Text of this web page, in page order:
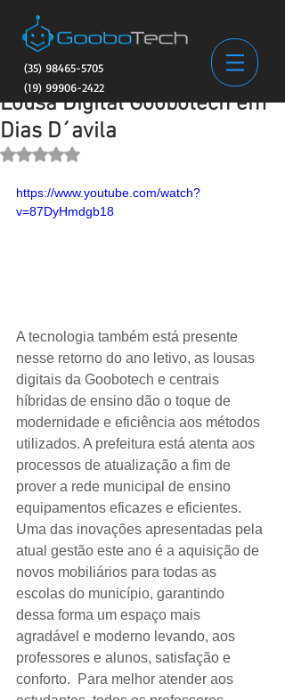
(35) 98465-5705
(19) 99906-2422
Lousa Digital Goobotech em
Dias D´avila
Avaliado com NaN de 5 estrelas.
https://www.youtube.com/watch?
v=87DyHmdgb18
A tecnologia também está presente
nesse retorno do ano letivo, as lousas
digitais da Goobotech e centrais
híbridas de ensino dão o toque de
modernidade e eficiência aos métodos
utilizados. A prefeitura está atenta aos
processos de atualização a fim de
prover a rede municipal de ensino
equipamentos eficazes e eficientes.
Uma das inovações apresentadas pela
atual gestão este ano é a aquisição de
novos mobiliários para todas as
escolas do município, garantindo
dessa forma um espaço mais
agradável e moderno levando, aos
professores e alunos, satisfação e
conforto.  Para melhor atender aos